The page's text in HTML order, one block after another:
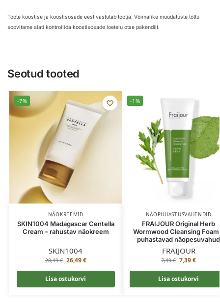
Toote koostise ja koostisosade eest vastutab tootja. Võimalike muudatuste tõttu
soovitame alati kontrollida koostisosade loetelu otse pakendilt.
Seotud tooted
-7%
NÄOKREEMID
SKIN1004 Madagascar Centella
Cream – rahustav näokreem
SKIN1004
28,49€ 26,49€
Lisa ostukorvi
-1%
NÄOPUHASTUSVAHENDID
FRAIJOUR Original Herb
Wormwood Cleansing Foam
puhastavad näopesuvahud
FRAIJOUR
7,49€ 7,39€
Lisa ostukorvi